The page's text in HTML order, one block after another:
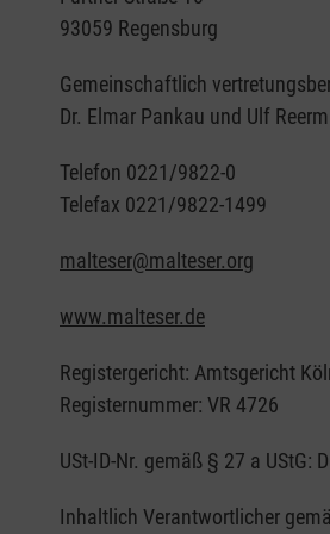
93059 Regensburg
Gemeinschaftlich
Dr. Elmar Pankau und Ulf
Telefon 0221/9822-0
Telefax 0221/9822-1499
malteser@malteser.org
www.malteser.de
Registergericht: Amtsgericht
Registernummer: VR 4726
USt-ID-Nr. gemäß § 27 a UStG:
Inhaltlich Verantwortlicher